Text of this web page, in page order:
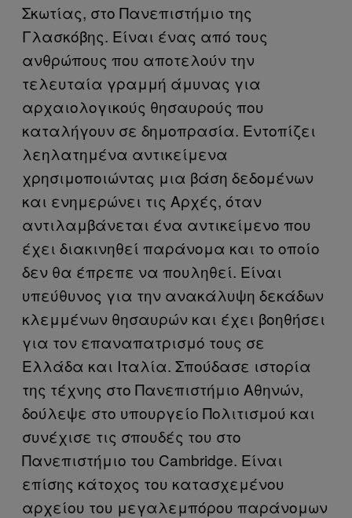
Σκωτίας, στο Πανεπιστήμιο της
Γλασκόβης. Είναι ένας από τους
ανθρώπους που αποτελούν την
τελευταία γραμμή άμυνας για
αρχαιολογικούς θησαυρούς που
καταλήγουν σε δημοπρασία. Εντοπίζει
λεηλατημένα αντικείμενα
χρησιμοποιώντας μια βάση δεδομένων
και ενημερώνει τις Αρχές, όταν
αντιλαμβάνεται ένα αντικείμενο που
έχει διακινηθεί παράνομα και το οποίο
δεν θα έπρεπε να πουληθεί. Είναι
υπεύθυνος για την ανακάλυψη δεκάδων
κλεμμένων θησαυρών και έχει βοηθήσει
για τον επαναπατρισμό τους σε
Ελλάδα και Ιταλία. Σπούδασε ιστορία
της τέχνης στο Πανεπιστήμιο Αθηνών,
δούλεψε στο υπουργείο Πολιτισμού και
συνέχισε τις σπουδές του στο
Πανεπιστήμιο του Cambridge. Είναι
επίσης κάτοχος του κατασχεμένου
αρχείου του μεγαλεμπόρου παράνομων